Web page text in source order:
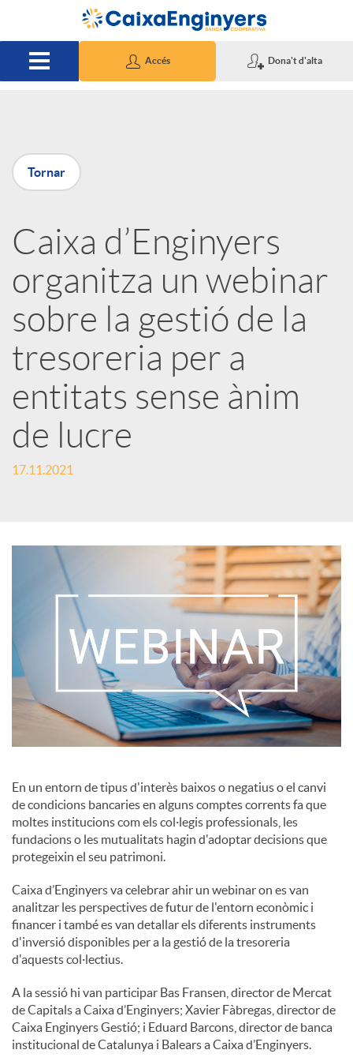
Salta al contingut principal
Accés Dona't d'alta
P
u
b
l
i
c
a
o
d
e
c
o
n
t
i
n
Tornar
Caixa d’Enginyers
organitza un webinar
sobre la gestió de la
tresoreria per a
entitats sense ànim
de lucre
17.11.2021
En un entorn de tipus d'interès baixos o negatius o el canvi
de condicions bancaries en alguns comptes corrents fa que
moltes institucions com els col·legis professionals, les
fundacions o les mutualitats hagin d'adoptar decisions que
protegeixin el seu patrimoni.
Caixa d’Enginyers va celebrar ahir un webinar on es van
analitzar les perspectives de futur de l'entorn econòmic i
financer i també es van detallar els diferents instruments
d'inversió disponibles per a la gestió de la tresoreria
d'aquests col·lectius.
A la sessió hi van participar Bas Fransen, director de Mercat
de Capitals a Caixa d’Enginyers; Xavier Fàbregas, director de
Caixa Enginyers Gestió; i Eduard Barcons, director de banca
institucional de Catalunya i Balears a Caixa d’Enginyers.